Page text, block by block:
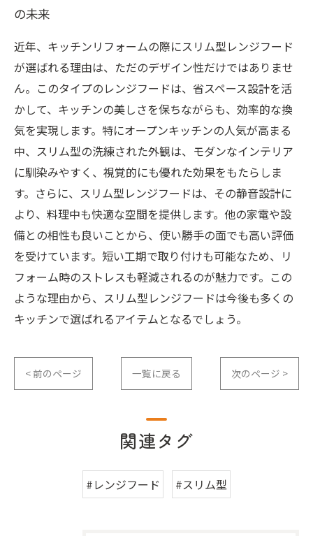
の未来
近年、キッチンリフォームの際にスリム型レンジフード
が選ばれる理由は、ただのデザイン性だけではありませ
ん。このタイプのレンジフードは、省スペース設計を活
かして、キッチンの美しさを保ちながらも、効率的な換
気を実現します。特にオープンキッチンの人気が高まる
中、スリム型の洗練された外観は、モダンなインテリア
に馴染みやすく、視覚的にも優れた効果をもたらしま
す。さらに、スリム型レンジフードは、その静音設計に
より、料理中も快適な空間を提供します。他の家電や設
備との相性も良いことから、使い勝手の面でも高い評価
を受けています。短い工期で取り付けも可能なため、リ
フォーム時のストレスも軽減されるのが魅力です。この
ような理由から、スリム型レンジフードは今後も多くの
キッチンで選ばれるアイテムとなるでしょう。
< 前のページ 一覧に戻る 次のページ >
関連タグ
#レンジフード #スリム型